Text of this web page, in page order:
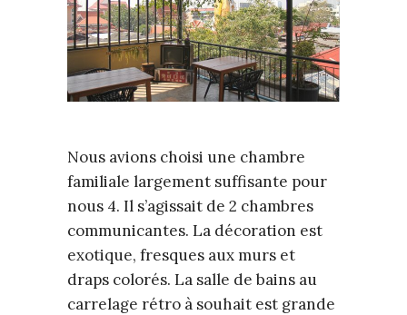
Nous avions choisi une chambre
familiale largement suffisante pour
nous 4. Il s’agissait de 2 chambres
communicantes. La décoration est
exotique, fresques aux murs et
draps colorés. La salle de bains au
carrelage rétro à souhait est grande